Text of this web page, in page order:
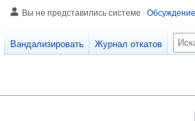
Вы не представились системе Обсуждение
Вандализировать Журнал откатов
П
о
к